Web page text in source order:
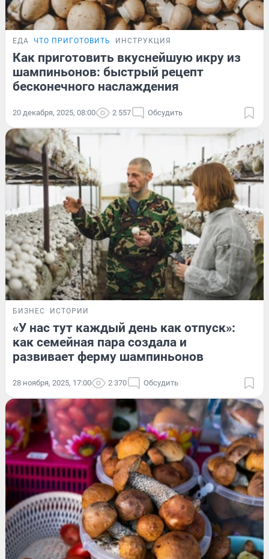
ЕДА ЧТО ПРИГОТОВИТЬ ИНСТРУКЦИЯ
Как приготовить вкуснейшую икру из
шампиньонов: быстрый рецепт
бесконечного наслаждения
20 декабря, 2025, 08:00 2 557 Обсудить
БИЗНЕС ИСТОРИИ
«У нас тут каждый день как отпуск»:
как семейная пара создала и
развивает ферму шампиньонов
28 ноября, 2025, 17:00 2 370 Обсудить